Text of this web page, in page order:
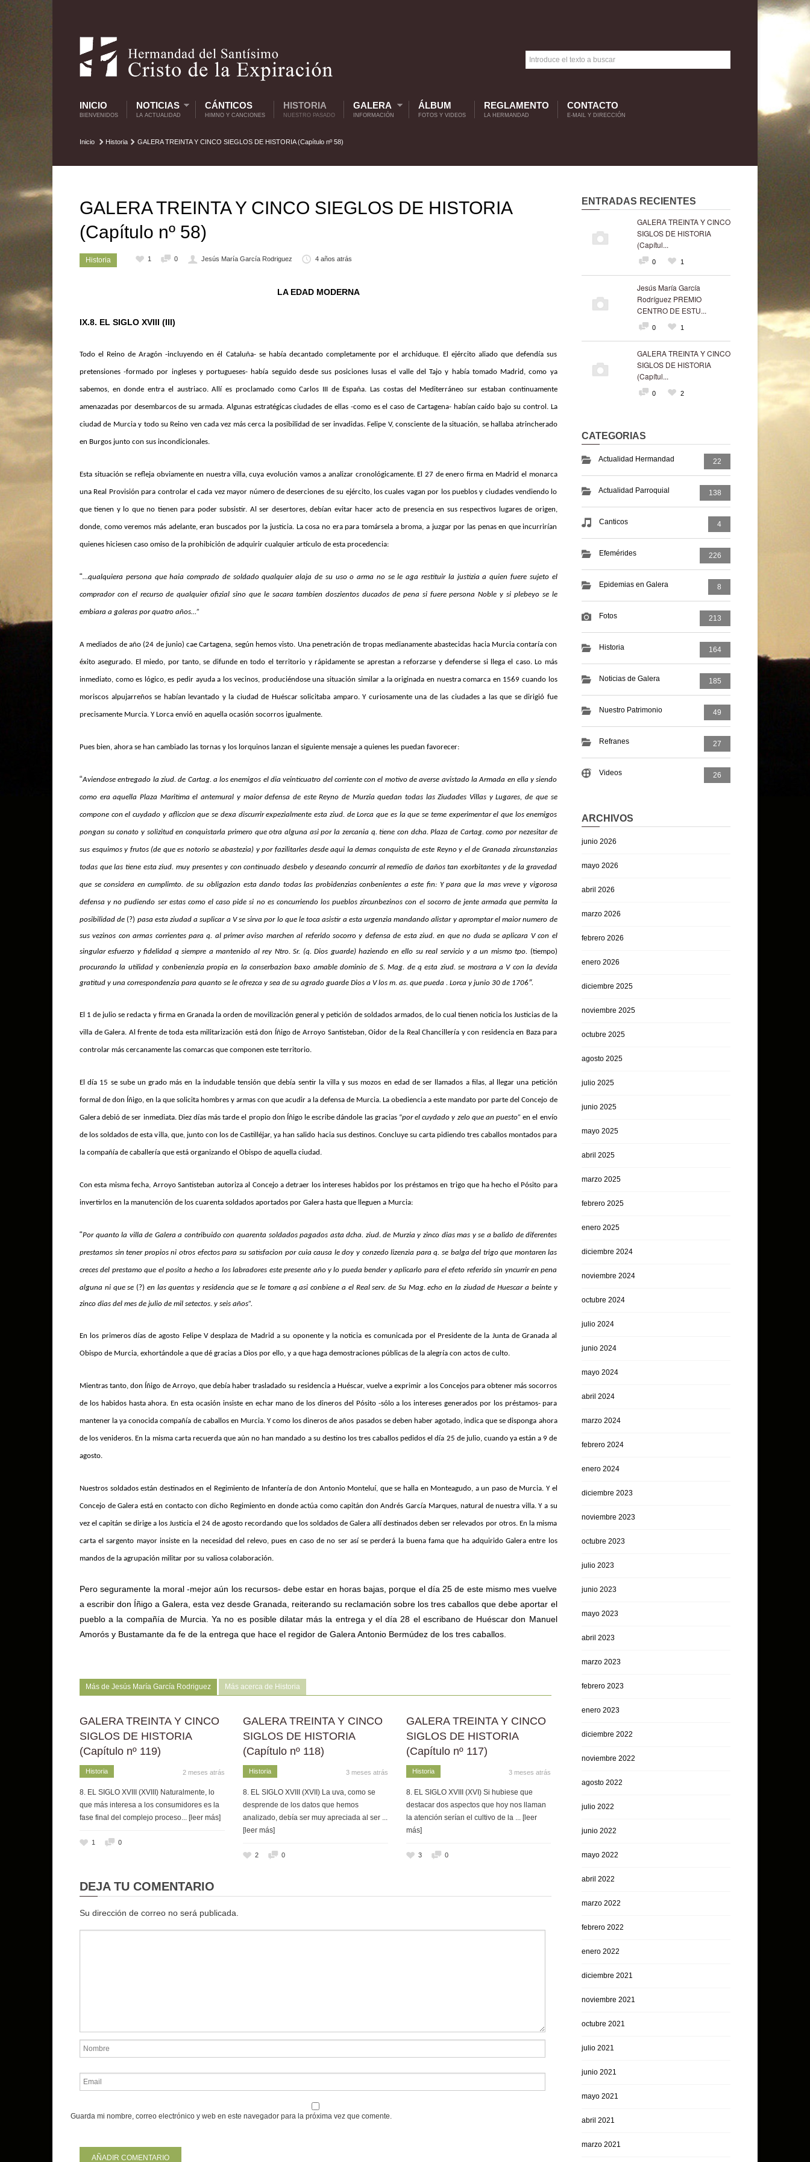
INICIO
BIENVENIDOS
NOTICIAS
LA ACTUALIDAD
CÁNTICOS
HIMNO Y CANCIONES
HISTORIA
NUESTRO PASADO
GALERA
INFORMACIÓN
ÁLBUM
FOTOS Y VIDEOS
REGLAMENTO
LA HERMANDAD
CONTACTO
E-MAIL Y DIRECCIÓN
Inicio Historia GALERA TREINTA Y CINCO SIEGLOS DE HISTORIA (Capítulo nº 58)
GALERA TREINTA Y CINCO SIEGLOS DE HISTORIA
(Capítulo nº 58)
Historia 1 0 Jesús María García Rodriguez 4 años atrás
LA EDAD MODERNA
IX.8. EL SIGLO XVIII (III)
Todo el Reino de Aragón -incluyendo en él Cataluña- se había decantado completamente por el archiduque. El ejército aliado que defendía sus
pretensiones -formado por ingleses y portugueses- había seguido desde sus posiciones lusas el valle del Tajo y había tomado Madrid, como ya
sabemos, en donde entra el austriaco. Allí es proclamado como Carlos III de España. Las costas del Mediterráneo sur estaban continuamente
amenazadas por desembarcos de su armada. Algunas estratégicas ciudades de ellas -como es el caso de Cartagena- habían caído bajo su control. La
ciudad de Murcia y todo su Reino ven cada vez más cerca la posibilidad de ser invadidas. Felipe V, consciente de la situación, se hallaba atrincherado
en Burgos junto con sus incondicionales.
Esta situación se refleja obviamente en nuestra villa, cuya evolución vamos a analizar cronológicamente. El 27 de enero firma en Madrid el monarca
una Real Provisión para controlar el cada vez mayor número de deserciones de su ejército, los cuales vagan por los pueblos y ciudades vendiendo lo
que tienen y lo que no tienen para poder subsistir. Al ser desertores, debían evitar hacer acto de presencia en sus respectivos lugares de origen,
donde, como veremos más adelante, eran buscados por la justicia. La cosa no era para tomársela a broma, a juzgar por las penas en que incurrirían
quienes hiciesen caso omiso de la prohibición de adquirir cualquier artículo de esta procedencia:
“…qualquiera persona que haia comprado de soldado qualquier alaja de su uso o arma no se le aga restituir la justizia a quien fuere sujeto el
comprador con el recurso de qualquier ofizial sino que le sacara tambien doszientos ducados de pena si fuere persona Noble y si plebeyo se le
embiara a galeras por quatro años…”
A mediados de año (24 de junio) cae Cartagena, según hemos visto. Una penetración de tropas medianamente abastecidas hacia Murcia contaría con
éxito asegurado. El miedo, por tanto, se difunde en todo el territorio y rápidamente se aprestan a reforzarse y defenderse si llega el caso. Lo más
inmediato, como es lógico, es pedir ayuda a los vecinos, produciéndose una situación similar a la originada en nuestra comarca en 1569 cuando los
moriscos alpujarreños se habían levantado y la ciudad de Huéscar solicitaba amparo. Y curiosamente una de las ciudades a las que se dirigió fue
precisamente Murcia. Y Lorca envió en aquella ocasión socorros igualmente.
Pues bien, ahora se han cambiado las tornas y los lorquinos lanzan el siguiente mensaje a quienes les puedan favorecer:
“Aviendose entregado la ziud. de Cartag. a los enemigos el dia veinticuatro del corriente con el motivo de averse avistado la Armada en ella y siendo
como era aquella Plaza Maritima el antemural y maior defensa de este Reyno de Murzia quedan todas las Ziudades Villas y Lugares, de que se
compone con el cuydado y afliccion que se dexa discurrir expezialmente esta ziud. de Lorca que es la que se teme experimentar el que los enemigos
pongan su conato y solizitud en conquistarla primero que otra alguna asi por la zercania q. tiene con dcha. Plaza de Cartag. como por nezesitar de
sus esquimos y frutos (de que es notorio se abastezia) y por fazilitarles desde aqui la demas conquista de este Reyno y el de Granada zircunstanzias
todas que las tiene esta ziud. muy presentes y con continuado desbelo y deseando concurrir al remedio de daños tan exorbitantes y de la gravedad
que se considera en cumplimto. de su obligazion esta dando todas las probidenzias conbenientes a este fin: Y para que la mas vreve y vigorosa
defensa y no pudiendo ser estas como el caso pide si no es concurriendo los pueblos zircunbezinos con el socorro de jente armada que permita la
posibilidad de (?) pasa esta ziudad a suplicar a V se sirva por lo que le toca asistir a esta urgenzia mandando alistar y apromptar el maior numero de
sus vezinos con armas corrientes para q. al primer aviso marchen al referido socorro y defensa de esta ziud. en que no duda se aplicara V con el
singular esfuerzo y fidelidad q siempre a mantenido al rey Ntro. Sr. (q. Dios guarde) haziendo en ello su real servicio y a un mismo tpo. (tiempo)
procurando la utilidad y conbenienzia propia en la conserbazion baxo amable dominio de S. Mag. de q esta ziud. se mostrara a V con la devida
gratitud y una correspondenzia para quanto se le ofrezca y sea de su agrado guarde Dios a V los m. as. que pueda . Lorca y junio 30 de 1706″.
El 1 de julio se redacta y firma en Granada la orden de movilización general y petición de soldados armados, de lo cual tienen noticia los Justicias de la
villa de Galera. Al frente de toda esta militarización está don Íñigo de Arroyo Santisteban, Oidor de la Real Chancillería y con residencia en Baza para
controlar más cercanamente las comarcas que componen este territorio.
El día 15 se sube un grado más en la indudable tensión que debía sentir la villa y sus mozos en edad de ser llamados a filas, al llegar una petición
formal de don Íñigo, en la que solicita hombres y armas con que acudir a la defensa de Murcia. La obediencia a este mandato por parte del Concejo de
Galera debió de ser inmediata. Diez días más tarde el propio don Íñigo le escribe dándole las gracias “por el cuydado y zelo que an puesto” en el envío
de los soldados de esta villa, que, junto con los de Castilléjar, ya han salido hacia sus destinos. Concluye su carta pidiendo tres caballos montados para
la compañía de caballería que está organizando el Obispo de aquella ciudad.
Con esta misma fecha, Arroyo Santisteban autoriza al Concejo a detraer los intereses habidos por los préstamos en trigo que ha hecho el Pósito para
invertirlos en la manutención de los cuarenta soldados aportados por Galera hasta que lleguen a Murcia:
“Por quanto la villa de Galera a contribuido con quarenta soldados pagados asta dcha. ziud. de Murzia y zinco dias mas y se a balido de diferentes
prestamos sin tener propios ni otros efectos para su satisfacion por cuia causa le doy y conzedo lizenzia para q. se balga del trigo que montaren las
creces del prestamo que el posito a hecho a los labradores este presente año y lo pueda bender y aplicarlo para el efeto referido sin yncurrir en pena
alguna ni que se (?) en las quentas y residencia que se le tomare q asi conbiene a el Real serv. de Su Mag. echo en la ziudad de Huescar a beinte y
zinco dias del mes de julio de mil setectos. y seis años”.
En los primeros días de agosto Felipe V desplaza de Madrid a su oponente y la noticia es comunicada por el Presidente de la Junta de Granada al
Obispo de Murcia, exhortándole a que dé gracias a Dios por ello, y a que haga demostraciones públicas de la alegría con actos de culto.
Mientras tanto, don Íñigo de Arroyo, que debía haber trasladado su residencia a Huéscar, vuelve a exprimir a los Concejos para obtener más socorros
de los habidos hasta ahora. En esta ocasión insiste en echar mano de los dineros del Pósito -sólo a los intereses generados por los préstamos- para
mantener la ya conocida compañía de caballos en Murcia. Y como los dineros de años pasados se deben haber agotado, indica que se disponga ahora
de los venideros. En la misma carta recuerda que aún no han mandado a su destino los tres caballos pedidos el día 25 de julio, cuando ya están a 9 de
agosto.
Nuestros soldados están destinados en el Regimiento de Infantería de don Antonio Monteluí, que se halla en Monteagudo, a un paso de Murcia. Y el
Concejo de Galera está en contacto con dicho Regimiento en donde actúa como capitán don Andrés García Marques, natural de nuestra villa. Y a su
vez el capitán se dirige a los Justicia el 24 de agosto recordando que los soldados de Galera allí destinados deben ser relevados por otros. En la misma
carta el sargento mayor insiste en la necesidad del relevo, pues en caso de no ser así se perderá la buena fama que ha adquirido Galera entre los
mandos de la agrupación militar por su valiosa colaboración.
Pero seguramente la moral -mejor aún los recursos- debe estar en horas bajas, porque el día 25 de este mismo mes vuelve
a escribir don Íñigo a Galera, esta vez desde Granada, reiterando su reclamación sobre los tres caballos que debe aportar el
pueblo a la compañía de Murcia. Ya no es posible dilatar más la entrega y el día 28 el escribano de Huéscar don Manuel
Amorós y Bustamante da fe de la entrega que hace el regidor de Galera Antonio Bermúdez de los tres caballos.
Más de Jesús María García Rodriguez Más acerca de Historia
GALERA TREINTA Y CINCO
SIGLOS DE HISTORIA
(Capítulo nº 119)
Historia 2 meses atrás
8. EL SIGLO XVIII (XVIII) Naturalmente, lo
que más interesa a los consumidores es la
fase final del complejo proceso... [leer más]
1 0
GALERA TREINTA Y CINCO
SIGLOS DE HISTORIA
(Capítulo nº 118)
Historia 3 meses atrás
8. EL SIGLO XVIII (XVII) La uva, como se
desprende de los datos que hemos
analizado, debía ser muy apreciada al ser ...
[leer más]
2 0
GALERA TREINTA Y CINCO
SIGLOS DE HISTORIA
(Capítulo nº 117)
Historia 3 meses atrás
8. EL SIGLO XVIII (XVI) Si hubiese que
destacar dos aspectos que hoy nos llaman
la atención serían el cultivo de la ... [leer
más]
3 0
DEJA TU COMENTARIO
Su dirección de correo no será publicada.
Guarda mi nombre, correo electrónico y web en este navegador para la próxima vez que comente.
ENTRADAS RECIENTES
GALERA TREINTA Y CINCO
SIGLOS DE HISTORIA
(Capítul...
0 1
Jesús María García
Rodríguez PREMIO
CENTRO DE ESTU...
0 1
GALERA TREINTA Y CINCO
SIGLOS DE HISTORIA
(Capítul...
0 2
CATEGORIAS
Actualidad Hermandad 22
Actualidad Parroquial 138
Canticos 4
Efemérides 226
Epidemias en Galera 8
Fotos 213
Historia 164
Noticias de Galera 185
Nuestro Patrimonio 49
Refranes 27
Videos 26
ARCHIVOS
junio 2026
mayo 2026
abril 2026
marzo 2026
febrero 2026
enero 2026
diciembre 2025
noviembre 2025
octubre 2025
agosto 2025
julio 2025
junio 2025
mayo 2025
abril 2025
marzo 2025
febrero 2025
enero 2025
diciembre 2024
noviembre 2024
octubre 2024
julio 2024
junio 2024
mayo 2024
abril 2024
marzo 2024
febrero 2024
enero 2024
diciembre 2023
noviembre 2023
octubre 2023
julio 2023
junio 2023
mayo 2023
abril 2023
marzo 2023
febrero 2023
enero 2023
diciembre 2022
noviembre 2022
agosto 2022
julio 2022
junio 2022
mayo 2022
abril 2022
marzo 2022
febrero 2022
enero 2022
diciembre 2021
noviembre 2021
octubre 2021
julio 2021
junio 2021
mayo 2021
abril 2021
marzo 2021